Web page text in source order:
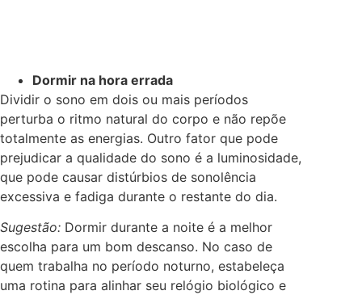
Dormir na hora errada
Dividir o sono em dois ou mais períodos
perturba o ritmo natural do corpo e não repõe
totalmente as energias. Outro fator que pode
prejudicar a qualidade do sono é a luminosidade,
que pode causar distúrbios de sonolência
excessiva e fadiga durante o restante do dia.
Sugestão: Dormir durante a noite é a melhor
escolha para um bom descanso. No caso de
quem trabalha no período noturno, estabeleça
uma rotina para alinhar seu relógio biológico e